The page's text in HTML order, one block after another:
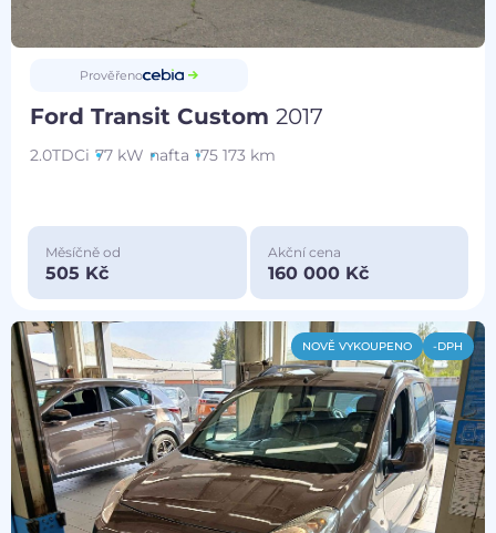
Prověřeno
Ford Transit Custom2017
2.0TDCi 77 kW nafta 175 173 km
Měsíčně od
505 Kč
Akční cena
160 000 Kč
NOVĚ VYKOUPENO -DPH